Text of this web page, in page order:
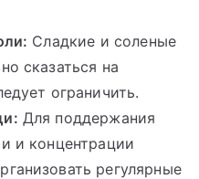
Сладкие и соленые
сказаться на
ограничить.
Для поддержания
и концентрации
регулярные